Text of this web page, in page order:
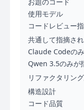
使用モデル
コードレビュー
共通して指摘さ
Claude Codeの
Qwen 3.5のみが
リファクタリン
構造設計
コード品質